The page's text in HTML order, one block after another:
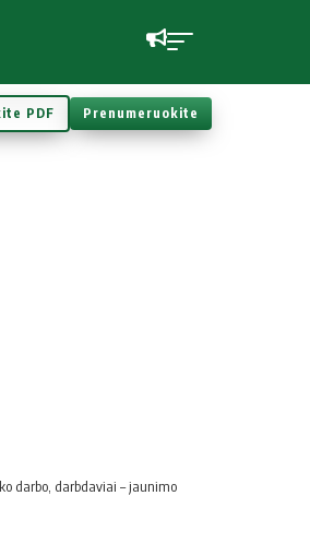
PDF Prenumeruokite
darbo, darbdaviai – jaunimo